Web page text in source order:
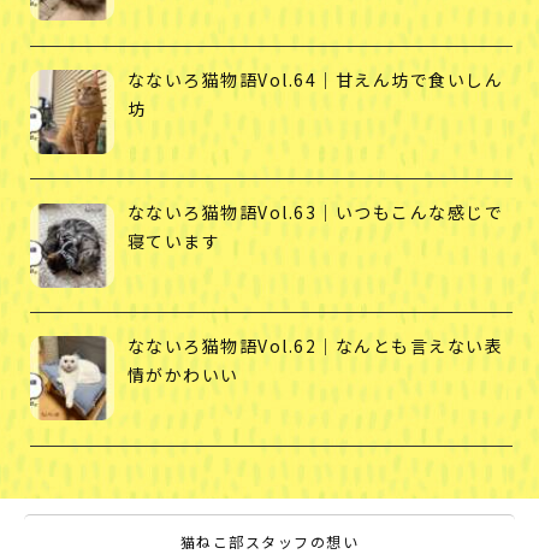
なないろ猫物語Vol.64｜甘えん坊で食いしん
坊
なないろ猫物語Vol.63｜いつもこんな感じで
寝ています
なないろ猫物語Vol.62｜なんとも言えない表
情がかわいい
猫ねこ部スタッフの想い